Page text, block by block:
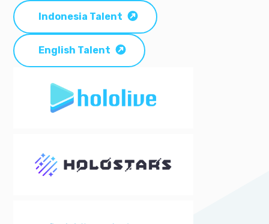
Indonesia Talent
English Talent